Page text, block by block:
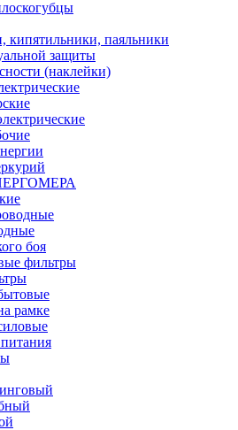
кипятильники, паяльники
защиты
(наклейки)
боя
фильтры
рамке